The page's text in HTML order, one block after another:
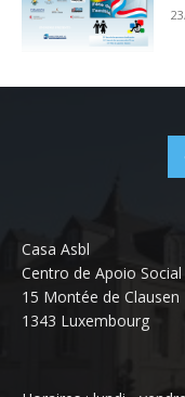
Casa Asbl
Centro de Apoio
15 Montée de Clausen
1343 Luxembourg